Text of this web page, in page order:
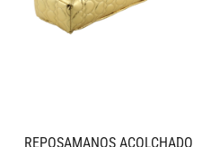
REPOSAMANOS ACOLCHADO